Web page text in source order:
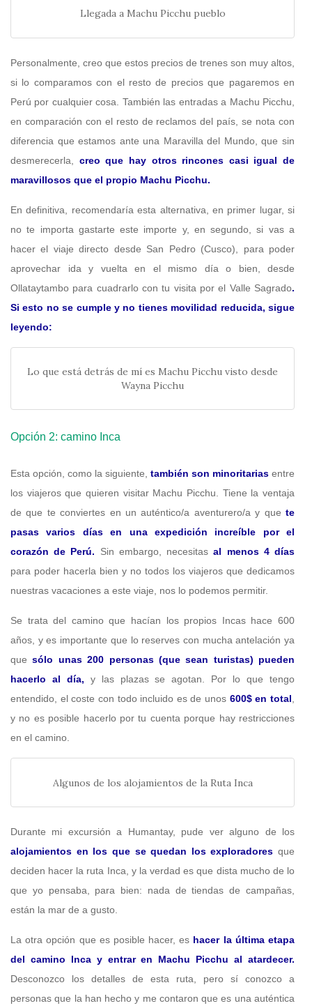
Llegada a Machu Picchu pueblo
Personalmente, creo que estos precios de trenes son muy altos,
si lo comparamos con el resto de precios que pagaremos en
Perú por cualquier cosa. También las entradas a Machu Picchu,
en comparación con el resto de reclamos del país, se nota con
diferencia que estamos ante una Maravilla del Mundo, que sin
desmerecerla,
creo que hay otros rincones casi igual de
maravillosos que el propio Machu Picchu.
En definitiva, recomendaría esta alternativa, en primer lugar, si
no te importa gastarte este importe y, en segundo, si vas a
hacer el viaje directo desde San Pedro (Cusco), para poder
aprovechar ida y vuelta en el mismo día o bien, desde
Ollataytambo para cuadrarlo con tu visita por el Valle Sagrado.
Si esto no se cumple y no tienes movilidad reducida, sigue
leyendo:
Lo que está detrás de mí es Machu Picchu visto desde
Wayna Picchu
Opción 2: camino Inca
Esta opción, como la siguiente, también son minoritarias entre
los viajeros que quieren visitar Machu Picchu. Tiene la ventaja
de que te conviertes en un auténtico/a aventurero/a y que te
pasas varios días en una expedición increíble por el
corazón de Perú. Sin embargo, necesitasal menos 4 días
para poder hacerla bien y no todos los viajeros que dedicamos
nuestras vacaciones a este viaje, nos lo podemos permitir.
Se trata del camino que hacían los propios Incas hace 600
años, y es importante que lo reserves con mucha antelación ya
que sólo unas 200 personas (que sean turistas) pueden
hacerlo al día, y las plazas se agotan. Por lo que tengo
entendido, el coste con todo incluido es de unos 600$ en total,
y no es posible hacerlo por tu cuenta porque hay restricciones
en el camino.
Algunos de los alojamientos de la Ruta Inca
Durante mi excursión a Humantay, pude ver alguno de los
alojamientos en los que se quedan los exploradores que
deciden hacer la ruta Inca, y la verdad es que dista mucho de lo
que yo pensaba, para bien: nada de tiendas de campañas,
están la mar de a gusto.
La otra opción que es posible hacer, es hacer la última etapa
del camino Inca y entrar en Machu Picchu al atardecer.
Desconozco los detalles de esta ruta, pero sí conozco a
personas que la han hecho y me contaron que es una auténtica